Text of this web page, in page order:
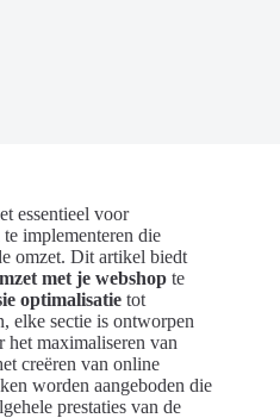
essentieel voor
implementeren die
omzet. Dit artikel biedt
met je webshop te
optimalisatie tot
elke sectie is ontworpen
het maximaliseren van
creëren van online
worden aangeboden die
prestaties van de